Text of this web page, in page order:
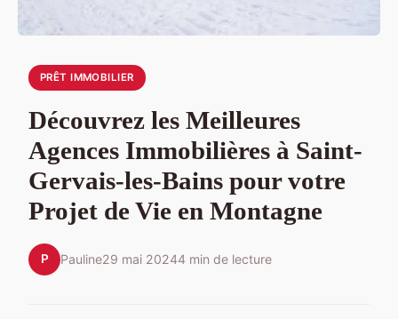
PRÊT IMMOBILIER
Découvrez les Meilleures
Agences Immobilières à Saint-
Gervais-les-Bains pour votre
Projet de Vie en Montagne
P Pauline29 mai 20244 min de lecture